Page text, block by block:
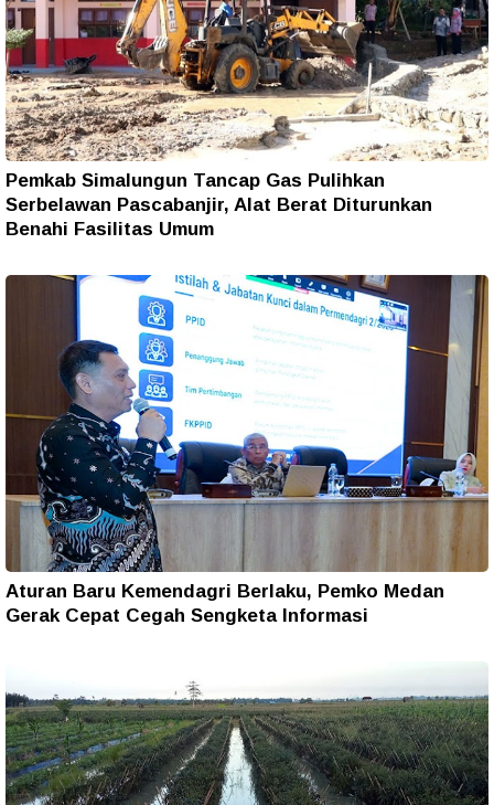
Pemkab Simalungun Tancap Gas Pulihkan
Serbelawan Pascabanjir, Alat Berat Diturunkan
Benahi Fasilitas Umum
Aturan Baru Kemendagri Berlaku, Pemko Medan
Gerak Cepat Cegah Sengketa Informasi